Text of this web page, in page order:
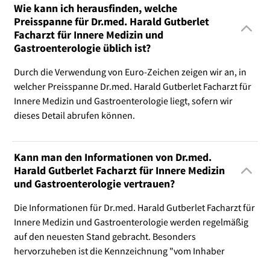
Wie kann ich herausfinden, welche
Preisspanne für Dr.med. Harald Gutberlet
Facharzt für Innere Medizin und
Gastroenterologie üblich ist?
Durch die Verwendung von Euro-Zeichen zeigen wir an, in
welcher Preisspanne Dr.med. Harald Gutberlet Facharzt für
Innere Medizin und Gastroenterologie liegt, sofern wir
dieses Detail abrufen können.
Kann man den Informationen von Dr.med.
Harald Gutberlet Facharzt für Innere Medizin
und Gastroenterologie vertrauen?
Die Informationen für Dr.med. Harald Gutberlet Facharzt für
Innere Medizin und Gastroenterologie werden regelmäßig
auf den neuesten Stand gebracht. Besonders
hervorzuheben ist die Kennzeichnung "vom Inhaber